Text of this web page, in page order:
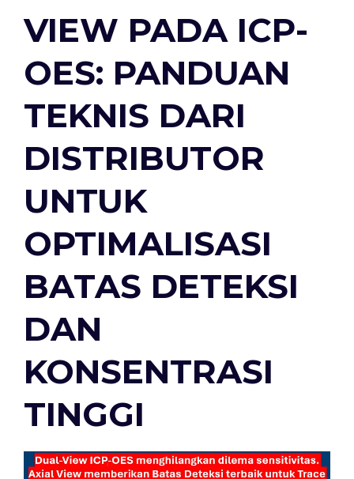
VIEW PADA ICP-
OES: PANDUAN
TEKNIS DARI
DISTRIBUTOR
UNTUK
OPTIMALISASI
BATAS DETEKSI
DAN
KONSENTRASI
TINGGI